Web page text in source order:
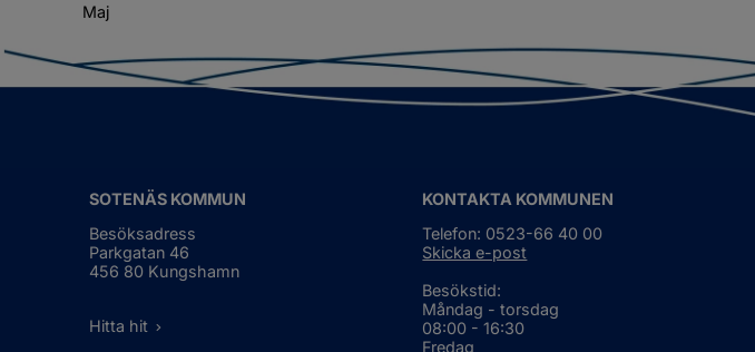
Maj
SOTENÄS KOMMUN
Besöksadress
Parkgatan 46
456 80 Kungshamn
Hitta hit
KONTAKTA KOMMUNEN
Telefon: 0523-66 40 00
Skicka e-post
Besökstid:
Måndag - torsdag
08:00 - 16:30
Fredag